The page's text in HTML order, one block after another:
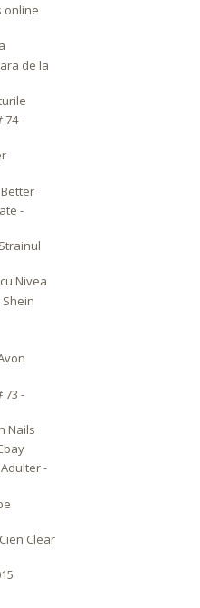
online
de la
74 -
Better
-
Nivea
73 -
Nails
-
Clear